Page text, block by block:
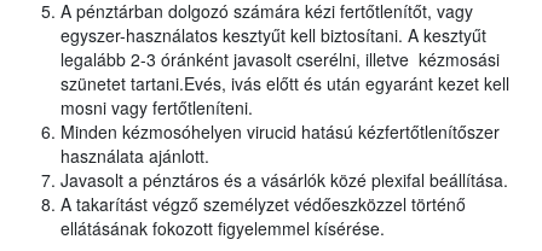
A pénztárban dolgozó számára kézi fertőtlenítőt, vagy
egyszer-használatos kesztyűt kell biztosítani. A kesztyűt
legalább 2-3 óránként javasolt cserélni, illetve kézmosási
szünetet tartani.Evés, ivás előtt és után egyaránt kezet kell
mosni vagy fertőtleníteni.
Minden kézmosóhelyen virucid hatású kézfertőtlenítőszer
használata ajánlott.
Javasolt a pénztáros és a vásárlók közé plexifal beállítása.
A takarítást végző személyzet védőeszközzel történő
ellátásának fokozott figyelemmel kísérése.